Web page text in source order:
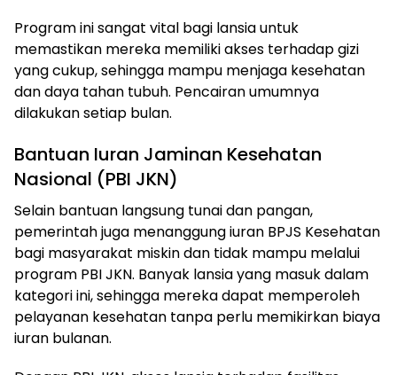
Program ini sangat vital bagi lansia untuk
memastikan mereka memiliki akses terhadap gizi
yang cukup, sehingga mampu menjaga kesehatan
dan daya tahan tubuh. Pencairan umumnya
dilakukan setiap bulan.
Bantuan Iuran Jaminan Kesehatan
Nasional (PBI JKN)
Selain bantuan langsung tunai dan pangan,
pemerintah juga menanggung iuran BPJS Kesehatan
bagi masyarakat miskin dan tidak mampu melalui
program PBI JKN. Banyak lansia yang masuk dalam
kategori ini, sehingga mereka dapat memperoleh
pelayanan kesehatan tanpa perlu memikirkan biaya
iuran bulanan.